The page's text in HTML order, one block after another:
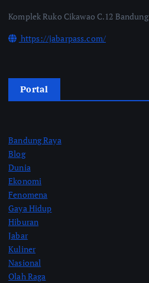
Komplek Ruko Cikawao C.12 Bandung
https://jabarpass.com/
Portal
Bandung Raya
Blog
Dunia
Ekonomi
Fenomena
Gaya Hidup
Hiburan
Jabar
Kuliner
Nasional
Olah Raga